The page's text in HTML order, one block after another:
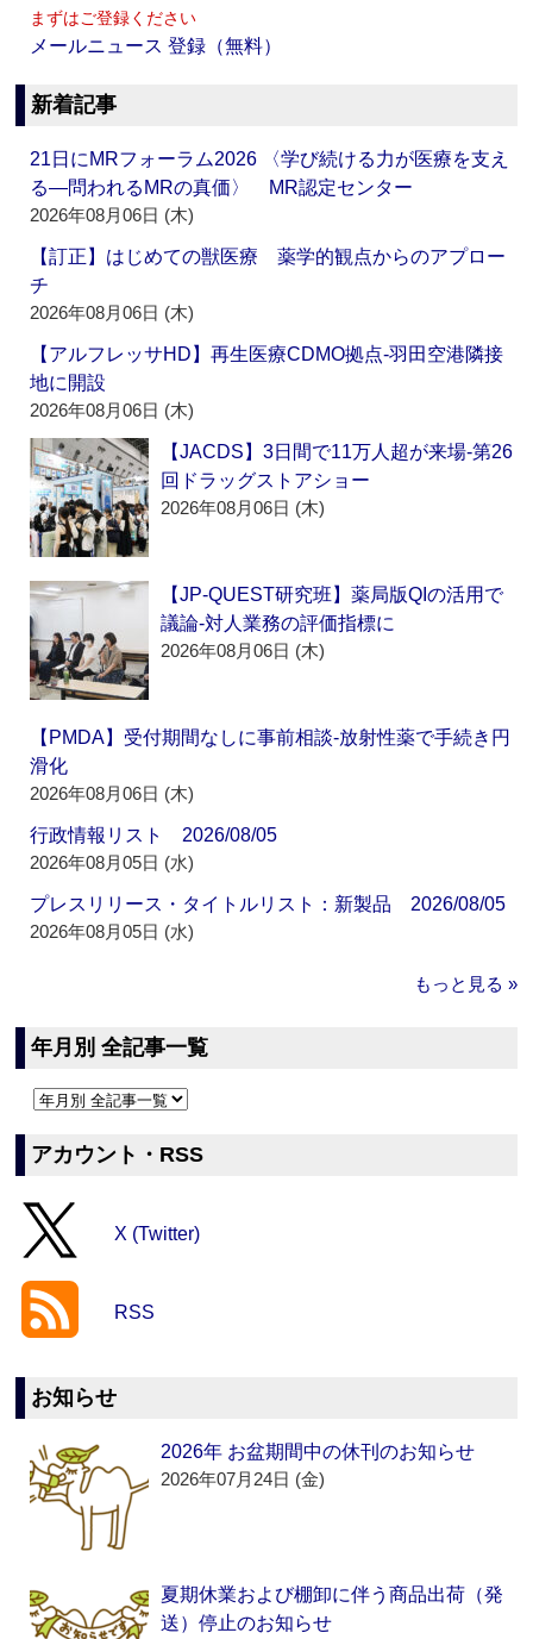
まずはご登録ください
メールニュース 登録（無料）
新着記事
21日にMRフォーラム2026 〈学び続ける力が医療を支え
る―問われるMRの真価〉 MR認定センター
2026年08月06日 (木)
【訂正】はじめての獣医療 薬学的観点からのアプロー
チ
2026年08月06日 (木)
【アルフレッサHD】再生医療CDMO拠点‐羽田空港隣接
地に開設
2026年08月06日 (木)
【JACDS】3日間で11万人超が来場‐第26
回ドラッグストアショー
2026年08月06日 (木)
【JP-QUEST研究班】薬局版QIの活用で
議論‐対人業務の評価指標に
2026年08月06日 (木)
【PMDA】受付期間なしに事前相談‐放射性薬で手続き円
滑化
2026年08月06日 (木)
行政情報リスト 2026/08/05
2026年08月05日 (水)
プレスリリース・タイトルリスト：新製品 2026/08/05
2026年08月05日 (水)
もっと見る »
年月別 全記事一覧
アカウント・RSS
X (Twitter)
RSS
お知らせ
2026年 お盆期間中の休刊のお知らせ
2026年07月24日 (金)
夏期休業および棚卸に伴う商品出荷（発
送）停止のお知らせ